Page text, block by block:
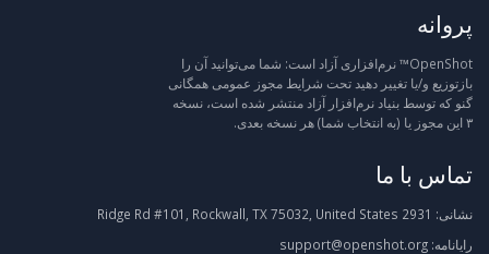
پروانه
OpenShot™ نرم‌افزاری آزاد است: شما می‌توانید آن را
بازتوزیع و/یا تغییر دهید تحت شرایط مجوز عمومی همگانی
گنو که توسط بنیاد نرم‌افزار آزاد منتشر شده است، نسخه
۳ این مجوز یا (به انتخاب شما) هر نسخه بعدی.
تماس با ما
نشانی:
رایانامه: support@openshot.org